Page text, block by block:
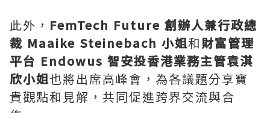
此外， FemTech Future 創辦人兼行政總
裁 Maaike Steinebach 小姐和財富管理
平台 Endowus 智安投香港業務主管袁淇
欣小姐也將出席高峰會，為各議題分享寶
貴觀點和見解，共同促進跨界交流與合